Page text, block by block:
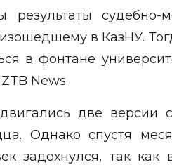
результаты судебно-
в КазНУ.
в фонтане
ZTB News.
две версии
Однако спустя
задохнулся, так